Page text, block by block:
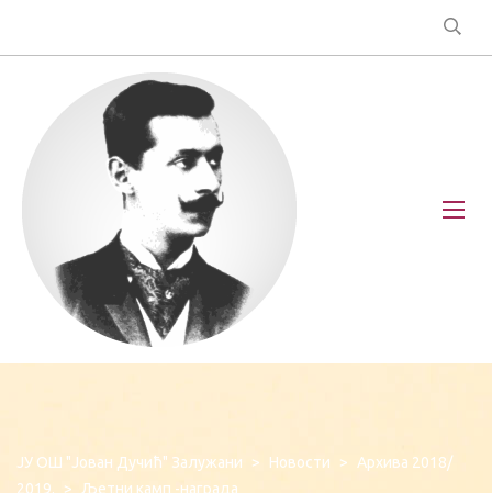
ЈУ ОШ "Јован Дучић" Залужани > Новости >
Архива 2018/
2019.
> Љетни камп -награда